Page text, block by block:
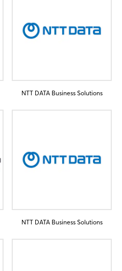
NTT DATA Business Solutions
NTT DATA Business Solutions
vergessen?